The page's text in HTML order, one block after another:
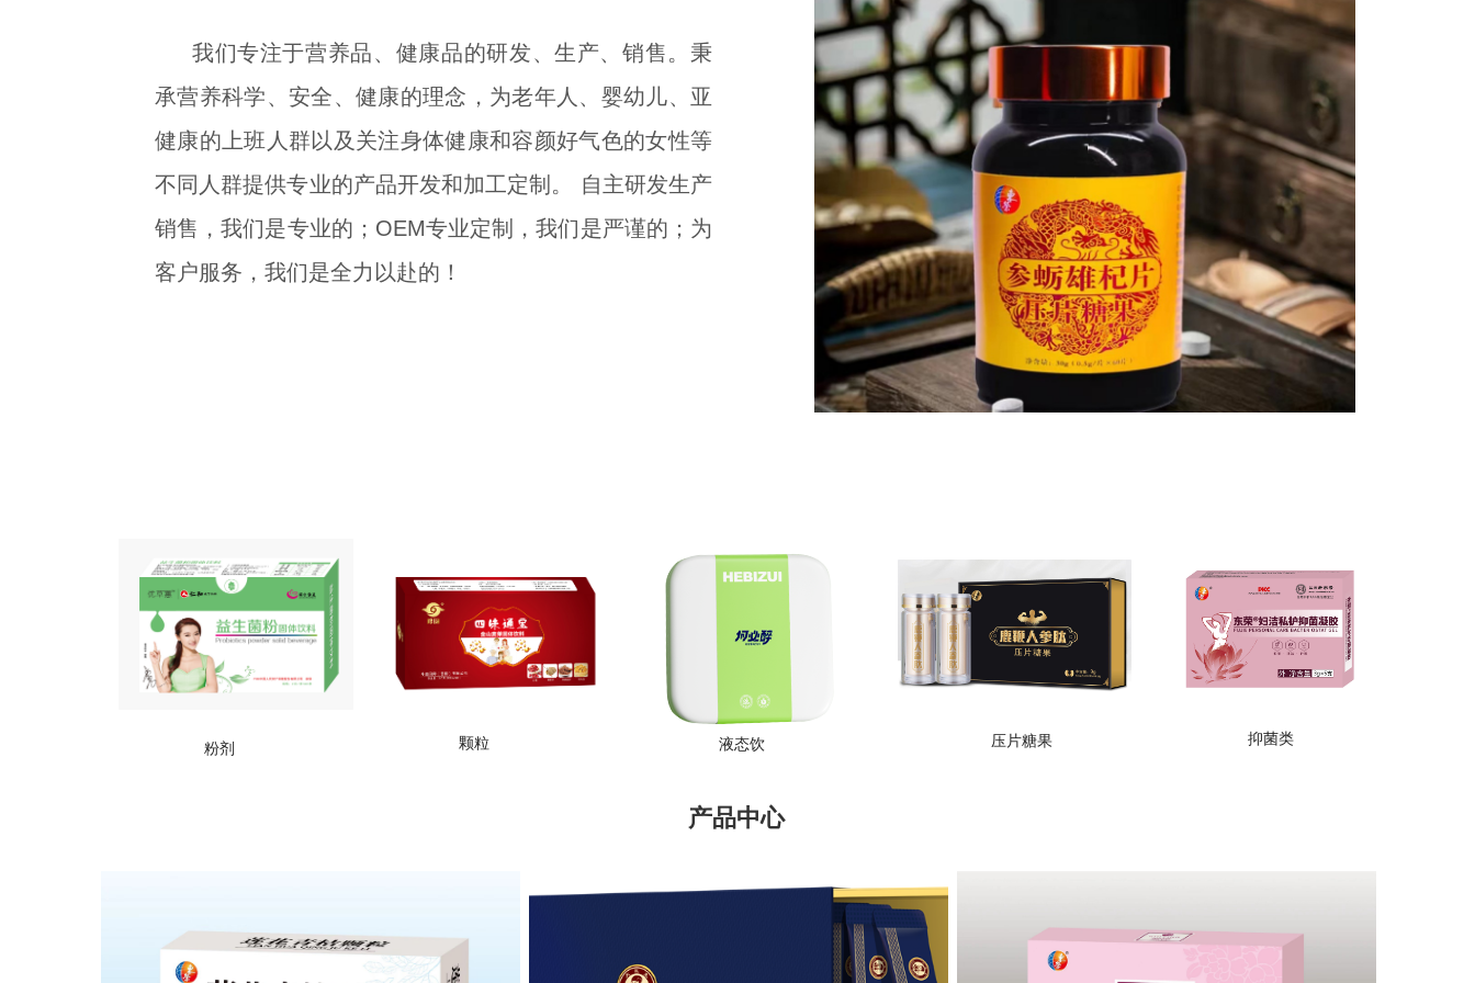
我们专注于营养品、健康品的研发、生产、销售。秉
承营养科学、安全、健康的理念，为老年人、婴幼儿、亚
健康的上班人群以及关注身体健康和容颜好气色的女性等
不同人群提供专业的产品开发和加工定制。 自主研发生产
销售，我们是专业的；OEM专业定制，我们是严谨的；为
客户服务，我们是全力以赴的！
产品中心
粉剂 颗粒 液态饮 抑菌类
压片糖果